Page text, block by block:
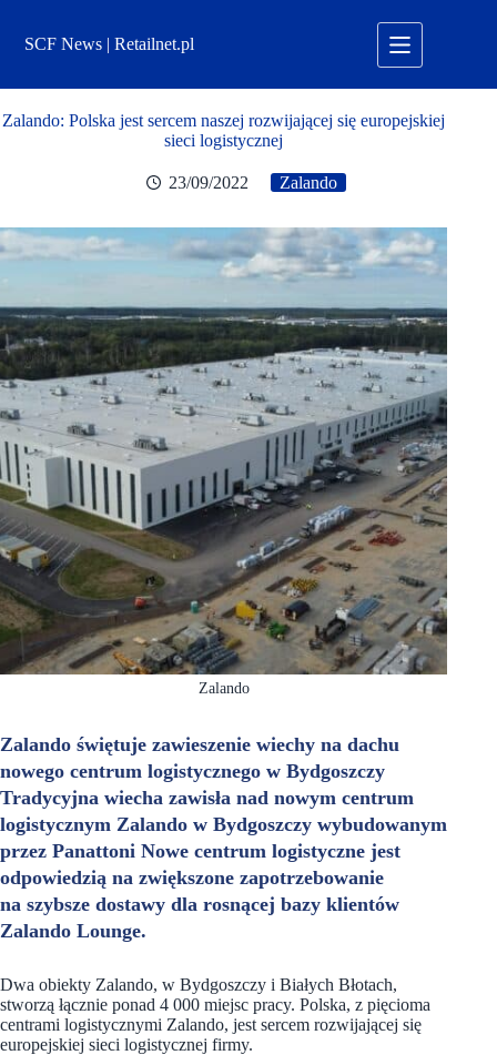
treściSCF News | Retailnet.pl
Zalando: Polska jest sercem naszej rozwijającej się europejskiej
sieci logistycznej
23/09/2022 Zalando
Zalando
Zalando świętuje zawieszenie wiechy na dachu
nowego centrum logistycznego w Bydgoszczy
Tradycyjna wiecha zawisła nad nowym centrum
logistycznym Zalando w Bydgoszczy wybudowanym
przez Panattoni Nowe centrum logistyczne jest
odpowiedzią na zwiększone zapotrzebowanie
na szybsze dostawy dla rosnącej bazy klientów
Zalando Lounge.
Dwa obiekty Zalando, w Bydgoszczy i Białych Błotach,
stworzą łącznie ponad 4 000 miejsc pracy. Polska, z pięcioma
centrami logistycznymi Zalando, jest sercem rozwijającej się
europejskiej sieci logistycznej firmy.